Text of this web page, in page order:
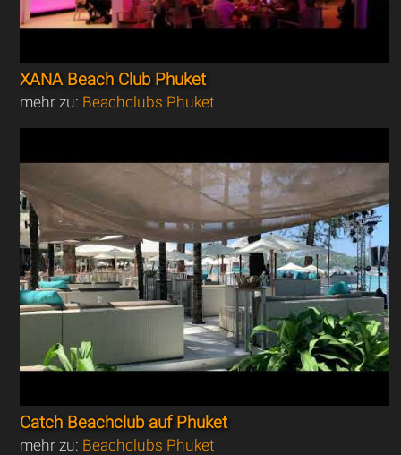
XANA Beach Club Phuket
mehr zu: Beachclubs Phuket
Catch Beachclub auf Phuket
mehr zu: Beachclubs Phuket